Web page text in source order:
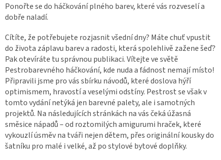
Ponořte se do háčkování plného barev, které vás rozveselí a
dobře naladí.
Cítíte, že potřebujete rozjasnit všední dny? Máte chuť vpustit
do života záplavu barev a radosti, která spolehlivě zažene šeď?
Pak otevíráte tu správnou publikaci. Vítejte ve světě
Pestrobarevného háčkování, kde nuda a fádnost nemají místo!
Připravili jsme pro vás sbírku návodů, které doslova hýří
optimismem, hravostí a veselými odstíny. Pestrost se však v
tomto vydání netýká jen barevné palety, ale i samotných
projektů. Na následujících stránkách na vás čeká úžasná
směsice nápadů – od roztomilých amigurumi hraček, které
vykouzlí úsměv na tváři nejen dětem, přes originální kousky do
šatníku pro malé i velké, až po stylové bytové doplňky.